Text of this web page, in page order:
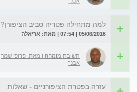
למה מתחילה פטריה סביב הציפורן?
05/06/2016 | 07:54 | מאת: אריאלה
תשובת מומחה | מאת: פרופ' שמר
אבנר
עזרה בפטרת הציפורניים - שאלות